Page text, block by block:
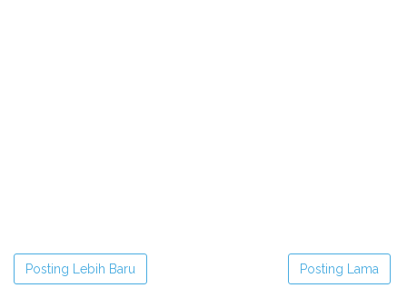
Posting Lebih Baru Posting Lama